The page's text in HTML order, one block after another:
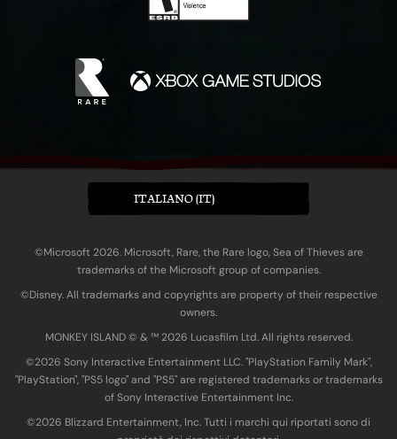
ITALIANO (IT)
©Microsoft 2026. Microsoft, Rare, the Rare logo, Sea of Thieves are
trademarks of the Microsoft group of companies.
©Disney. All trademarks and copyrights are property of their respective
owners.
MONKEY ISLAND © & ™ 20‍26 Lucasfilm Ltd. All rights reserved.
©2026 Sony Interactive Entertainment LLC. "PlayStation Family Mark",
"PlayStation", "PS5 logo" and "PS5" are registered trademarks or trademarks
of Sony Interactive Entertainment Inc.
©2026 Blizzard Entertainment, Inc. Tutti i marchi qui riportati sono di